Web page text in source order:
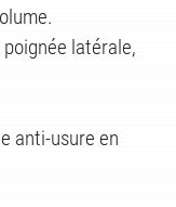
latérale,
anti-usure en